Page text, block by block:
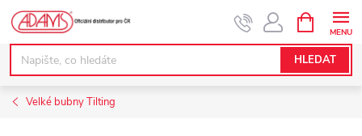
Přejít
obsah
HLEDAT
NÁKUPNÍ
KOŠÍK
Velké bubny Tilting